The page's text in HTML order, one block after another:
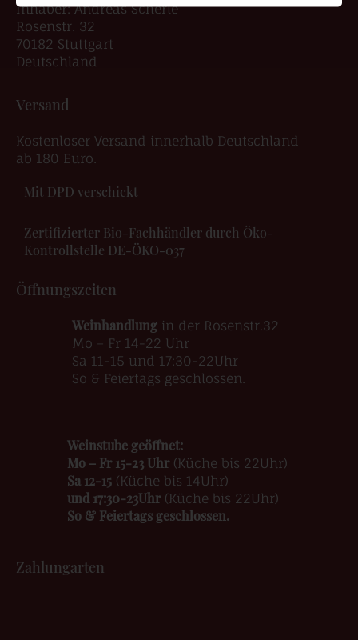
Inhaber: Andreas Scherle
Rosenstr. 32
70182 Stuttgart
Deutschland
Versand
Kostenloser Versand innerhalb Deutschland
ab 180 Euro.
Mit DPD verschickt
Zertifizierter Bio-Fachhändler durch Öko-
Kontrollstelle DE-ÖKO-037
Öffnungszeiten
Weinhandlungin der Rosenstr.32
Mo – Fr 14-22 Uhr
Sa 11-15 und 17:30-22Uhr
So & Feiertags geschlossen.
Weinstube geöffnet:
Mo – Fr 15-23 Uhr(Küche bis 22Uhr)
Sa 12-15(Küche bis 14Uhr)
und 17:30-23Uhr(Küche bis 22Uhr)
So & Feiertags geschlossen.
Zahlungarten